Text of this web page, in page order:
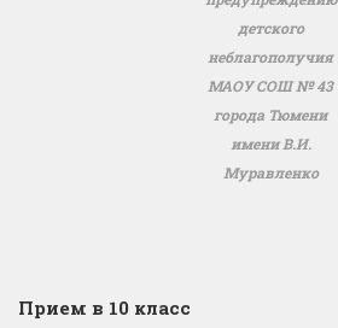
детского
неблагополучия
МАОУ СОШ № 43
города Тюмени
имени В.И.
Муравленко
Прием в 10 класс